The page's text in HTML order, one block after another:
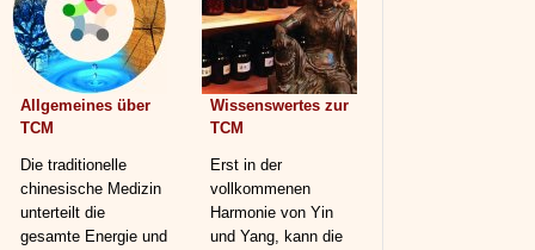
Allgemeines über
TCM
Die traditionelle
chinesische Medizin
unterteilt die
gesamte Energie und
Wissenswertes zur
TCM
Erst in der
vollkommenen
Harmonie von Yin
und Yang, kann die